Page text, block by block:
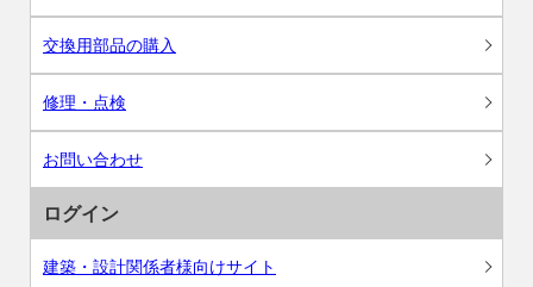
交換用部品の購入
修理・点検
お問い合わせ
ログイン
建築・設計関係者様向けサイト